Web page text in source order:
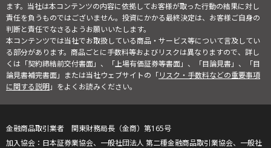
ます。当社は本コンテンツの内容に依拠してお客様が取った行動の結果に対し
責任を負うものではございません。投資にかかる最終決定は、お客様ご自身の
判断と責任でなさるようお願いいたします。
本コンテンツでは当社でお取扱している商品・サービス等について言及してい
る部分があります。商品ごとに手数料等およびリスクは異なりますので、詳し
くは「契約締結前交付書面」、「上場有価証券等書面」、「目論見書」、「目
論見書補完書面」または当社ウェブサイトの「リスク・手数料などの重要事項
に関する説明」をよくお読みください。
金融商品取引業者 関東財務局長（金商）第165号
日本証券業協会、一般社団法人 第二種金融商品取引業協会、一般社